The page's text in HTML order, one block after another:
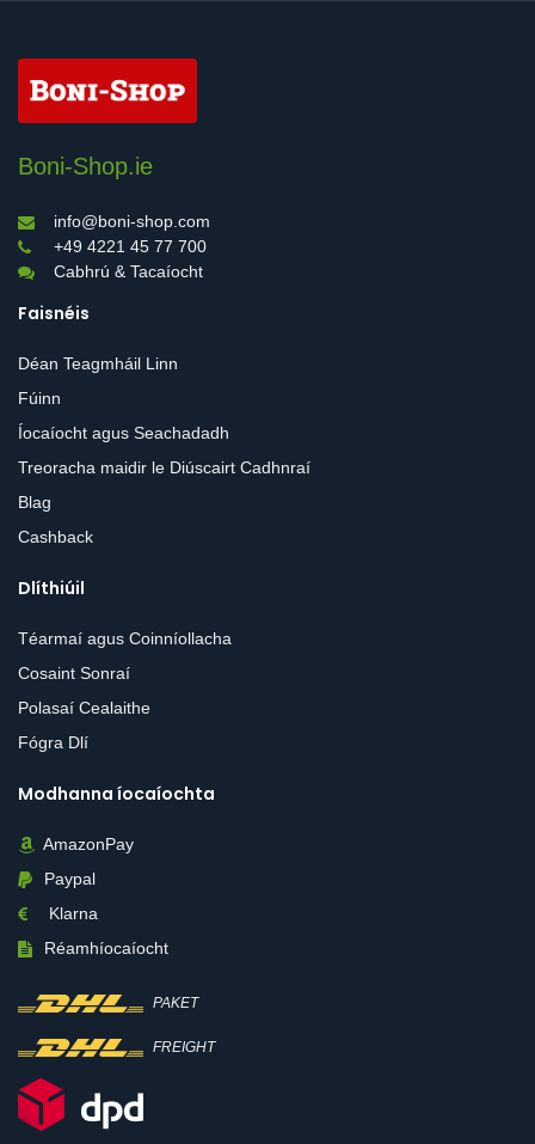
Boni-Shop.ie
info@boni-shop.com
+49 4221 45 77 700
Cabhrú & Tacaíocht
Faisnéis
Déan Teagmháil Linn
Fúinn
Íocaíocht agus Seachadadh
Treoracha maidir le Diúscairt Cadhnraí
Blag
Cashback
Dlíthiúil
Téarmaí agus Coinníollacha
Cosaint Sonraí
Polasaí Cealaithe
Fógra Dlí
Modhanna íocaíochta
AmazonPay
Paypal
Klarna
Réamhíocaíocht
PAKET
FREIGHT